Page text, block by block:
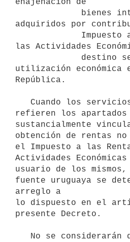
adquiridos por
las Actividades
utilización económica
República.
refieren los
sustancialmente
obtención de rentas no
el Impuesto a las
Actividades
usuario de los
fuente uruguaya se
arreglo a
lo dispuesto en el
presente Decreto.